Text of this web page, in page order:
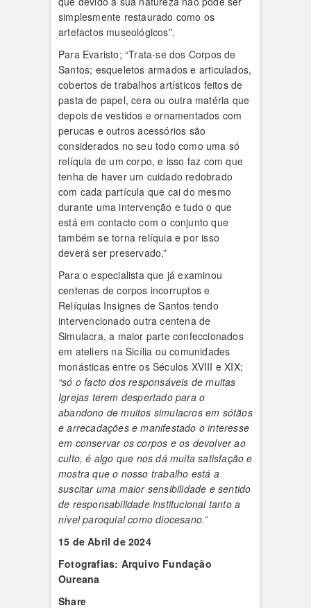
simplesmente restaurado como os
artefactos museológicos”.
Para Evaristo; “Trata-se dos Corpos de
Santos; esqueletos armados e articulados,
cobertos de trabalhos artísticos feitos de
pasta de papel, cera ou outra matéria que
depois de vestidos e ornamentados com
perucas e outros acessórios são
considerados no seu todo como uma só
relíquia de um corpo, e isso faz com que
tenha de haver um cuidado redobrado
com cada partícula que cai do mesmo
durante uma intervenção e tudo o que
está em contacto com o conjunto que
também se torna relíquia e por isso
deverá ser preservado.”
Para o especialista que já examinou
centenas de corpos incorruptos e
Relíquias Insignes de Santos tendo
intervencionado outra centena de
Simulacra, a maior parte confeccionados
em ateliers na Sicília ou comunidades
monásticas entre os Séculos XVIII e XIX;
“só o facto dos responsáveis de muitas
Igrejas terem despertado para o
abandono de muitos simulacros em sótãos
e arrecadações e manifestado o interesse
em conservar os corpos e os devolver ao
culto, é algo que nos dá muita satisfação e
mostra que o nosso trabalho está a
suscitar uma maior sensibilidade e sentido
de responsabilidade institucional tanto a
nível paroquial como diocesano.”
15 de Abril de 2024
Fotografias: Arquivo Fundação
Oureana
Share